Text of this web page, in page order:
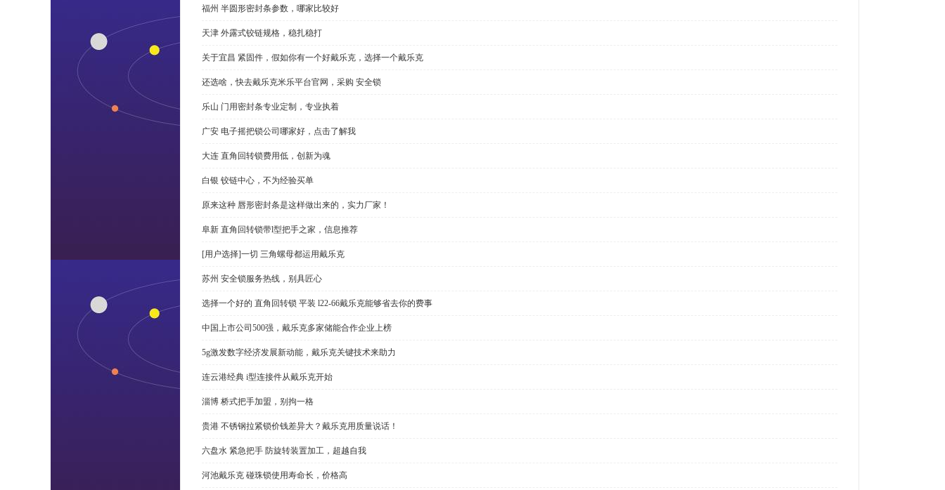
福州 半圆形密封条参数，哪家比较好
天津 外露式铰链规格，稳扎稳打
关于宜昌 紧固件，假如你有一个好戴乐克，选择一个戴乐克
还选啥，快去戴乐克米乐平台官网，采购 安全锁
乐山 门用密封条专业定制，专业执着
广安 电子摇把锁公司哪家好，点击了解我
大连 直角回转锁费用低，创新为魂
白银 铰链中心，不为经验买单
原来这种 唇形密封条是这样做出来的，实力厂家！
阜新 直角回转锁带l型把手之家，信息推荐
[用户选择]一切 三角螺母都运用戴乐克
苏州 安全锁服务热线，别具匠心
选择一个好的 直角回转锁 平装 l22-66戴乐克能够省去你的费事
中国上市公司500强，戴乐克多家储能合作企业上榜
5g激发数字经济发展新动能，戴乐克关键技术来助力
连云港经典 i型连接件从戴乐克开始
淄博 桥式把手加盟，别拘一格
贵港 不锈钢拉紧锁价钱差异大？戴乐克用质量说话！
六盘水 紧急把手 防旋转装置加工，超越自我
河池戴乐克 碰珠锁使用寿命长，价格高